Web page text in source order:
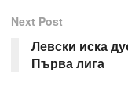
Next Post
Левски иска
Първа лига